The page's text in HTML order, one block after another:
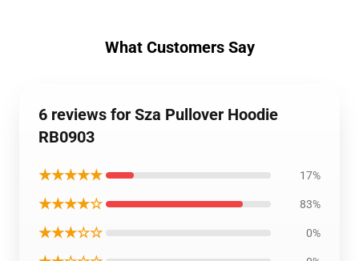
What Customers Say
6 reviews for Sza Pullover Hoodie
RB0903
★★★★★ 17%
★★★★☆ 83%
★★★☆☆ 0%